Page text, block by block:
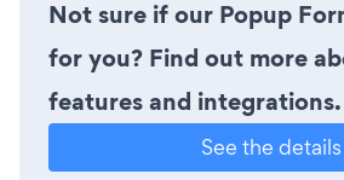
Not sure if our Popup
for you? Find out more
features and integrations.
See the details